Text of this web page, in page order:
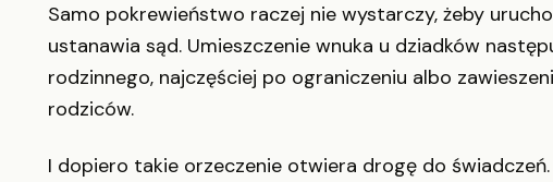
Samo pokrewieństwo raczej nie wystarczy, żeby
ustanawia sąd. Umieszczenie wnuka u dziadków
rodzinnego, najczęściej po ograniczeniu albo
rodziców.
I dopiero takie orzeczenie otwiera drogę do